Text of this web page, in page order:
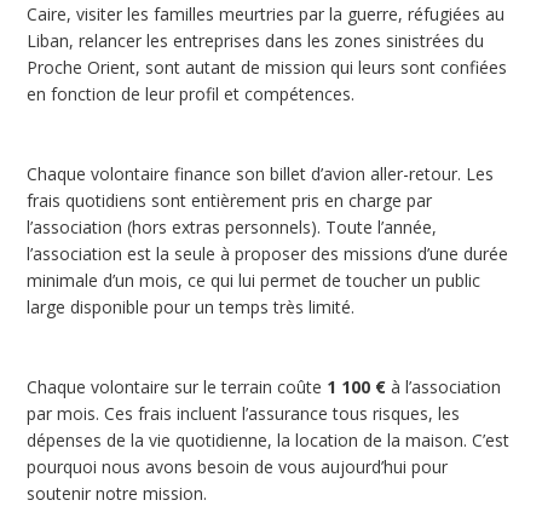
Caire, visiter les familles meurtries par la guerre, réfugiées au
Liban, relancer les entreprises dans les zones sinistrées du
Proche Orient, sont autant de mission qui leurs sont confiées
en fonction de leur profil et compétences.
Chaque volontaire finance son billet d’avion aller-retour. Les
frais quotidiens sont entièrement pris en charge par
l’association (hors extras personnels). Toute l’année,
l’association est la seule à proposer des missions d’une durée
minimale d’un mois, ce qui lui permet de toucher un public
large disponible pour un temps très limité.
Chaque volontaire sur le terrain coûte 1 100 € à l’association
par mois. Ces frais incluent l’assurance tous risques, les
dépenses de la vie quotidienne, la location de la maison. C’est
pourquoi nous avons besoin de vous aujourd’hui pour
soutenir notre mission.